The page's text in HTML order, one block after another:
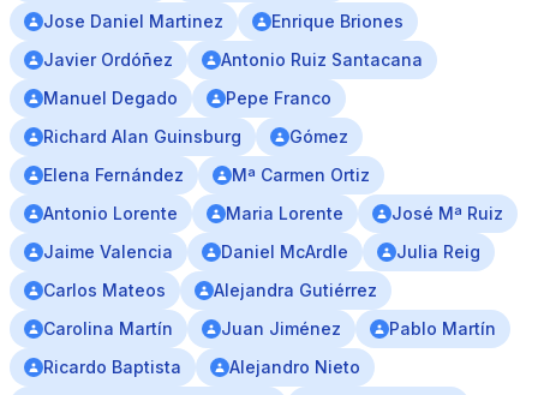
Jose Daniel Martinez
Enrique Briones
Javier Ordóñez
Antonio Ruiz Santacana
Manuel Degado
Pepe Franco
Richard Alan Guinsburg
Gómez
Elena Fernández
Mª Carmen Ortiz
Antonio Lorente
Maria Lorente
José Mª Ruiz
Jaime Valencia
Daniel McArdle
Julia Reig
Carlos Mateos
Alejandra Gutiérrez
Carolina Martín
Juan Jiménez
Pablo Martín
Ricardo Baptista
Alejandro Nieto